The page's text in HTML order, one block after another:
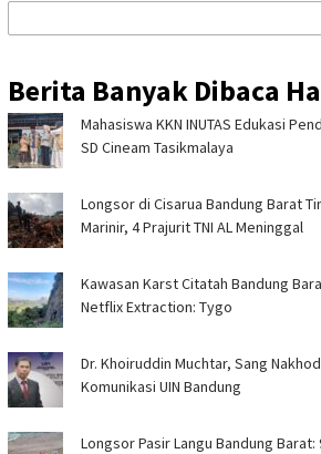
Berita Banyak Dibaca
Mahasiswa KKN INUTAS Edukasi
SD Cineam Tasikmalaya
Longsor di Cisarua Bandung Barat
Marinir, 4 Prajurit TNI AL Meninggal
Kawasan Karst Citatah Bandung
Netflix Extraction: Tygo
Dr. Khoiruddin Muchtar, Sang
Komunikasi UIN Bandung
Longsor Pasir Langu Bandung Barat: